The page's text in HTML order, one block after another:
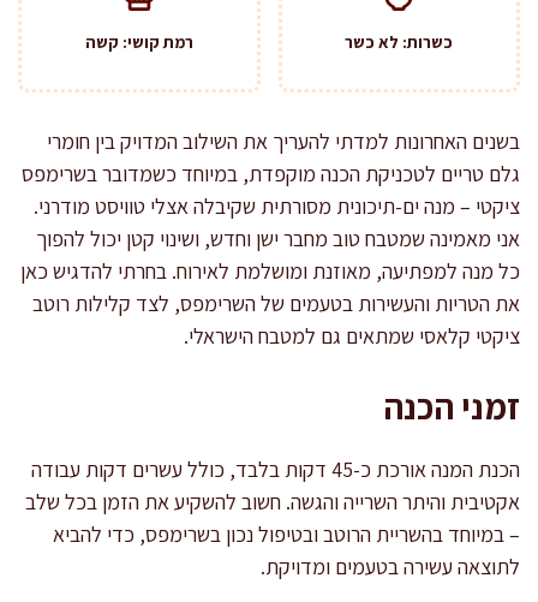
כשרות: לא כשר רמת קושי: קשה
בשנים האחרונות למדתי להעריך את השילוב המדויק בין חומרי
גלם טריים לטכניקת הכנה מוקפדת, במיוחד כשמדובר בשרימפס
ציקטי – מנה ים-תיכונית מסורתית שקיבלה אצלי טוויסט מודרני.
אני מאמינה שמטבח טוב מחבר ישן וחדש, ושינוי קטן יכול להפוך
כל מנה למפתיעה, מאוזנת ומושלמת לאירוח. בחרתי להדגיש כאן
את הטריות והעשירות בטעמים של השרימפס, לצד קלילות רוטב
ציקטי קלאסי שמתאים גם למטבח הישראלי.
זמני הכנה
הכנת המנה אורכת כ-45 דקות בלבד, כולל עשרים דקות עבודה
אקטיבית והיתר השרייה והגשה. חשוב להשקיע את הזמן בכל שלב
– במיוחד בהשריית הרוטב ובטיפול נכון בשרימפס, כדי להביא
לתוצאה עשירה בטעמים ומדויקת.